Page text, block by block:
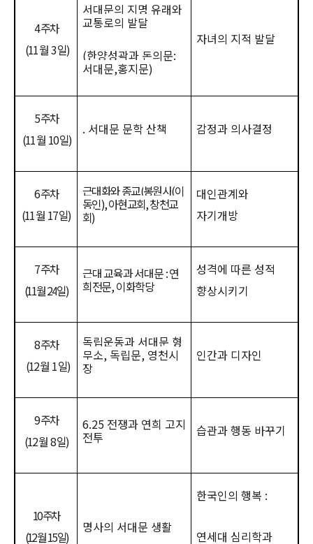
4주차
(11월3일)
서대문의 지명 유래와
교통로의 발달
(한양성곽과 돈의문:
서대문,홍지문)
자녀의 지적 발달
5주차
(11월 10일)
. 서대문 문학 산책 감정과 의사결정
6주차
(11월 17일)
근대화와 종교(봉원사(이
동인),아현교회,창천교
회)
대인관계와
자기개방
7주차
(11월24일)
근대 교육과 서대문:연
희전문,이화학당
성격에 따른 성적
향상시키기
8주차
(12월 1일)
독립운동과 서대문 형
무소, 독립문, 영천시
장
인간과 디자인
9주차
(12월8일)
6.25 전쟁과 연희 고지
전투 습관과 행동 바꾸기
10주차
(12월15일)
명사의 서대문 생활
한국인의 행복 :
연세대 심리학과